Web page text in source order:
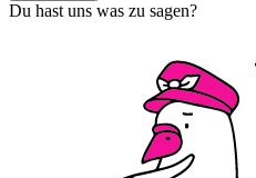
Du hast uns was zu sagen?